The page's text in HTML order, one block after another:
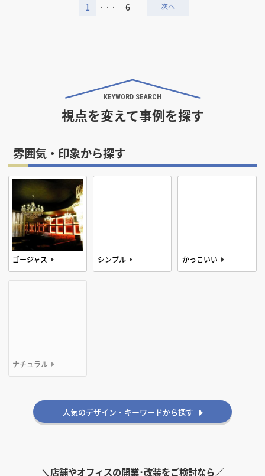
1 ・・・ 6
KEYWORD SEARCH
視点を変えて事例を探す
デザインテイストから探す
アメリカン 和風
ゴージャス シンプル かっこいい